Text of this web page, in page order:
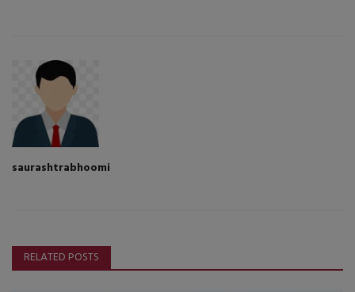
saurashtrabhoomi
RELATED POSTS